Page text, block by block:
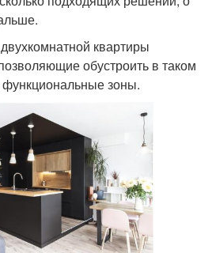
квартиры
обустроить в таком
функциональные зоны.